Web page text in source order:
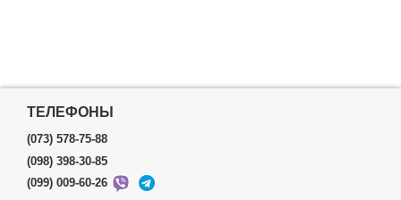
ТЕЛЕФОНЫ
(073) 578-75-88
(098) 398-30-85
(099) 009-60-26